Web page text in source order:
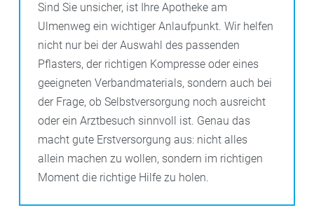
Sind Sie unsicher, ist Ihre Apotheke am
Ulmenweg ein wichtiger Anlaufpunkt. Wir helfen
nicht nur bei der Auswahl des passenden
Pflasters, der richtigen Kompresse oder eines
geeigneten Verbandmaterials, sondern auch bei
der Frage, ob Selbstversorgung noch ausreicht
oder ein Arztbesuch sinnvoll ist. Genau das
macht gute Erstversorgung aus: nicht alles
allein machen zu wollen, sondern im richtigen
Moment die richtige Hilfe zu holen.